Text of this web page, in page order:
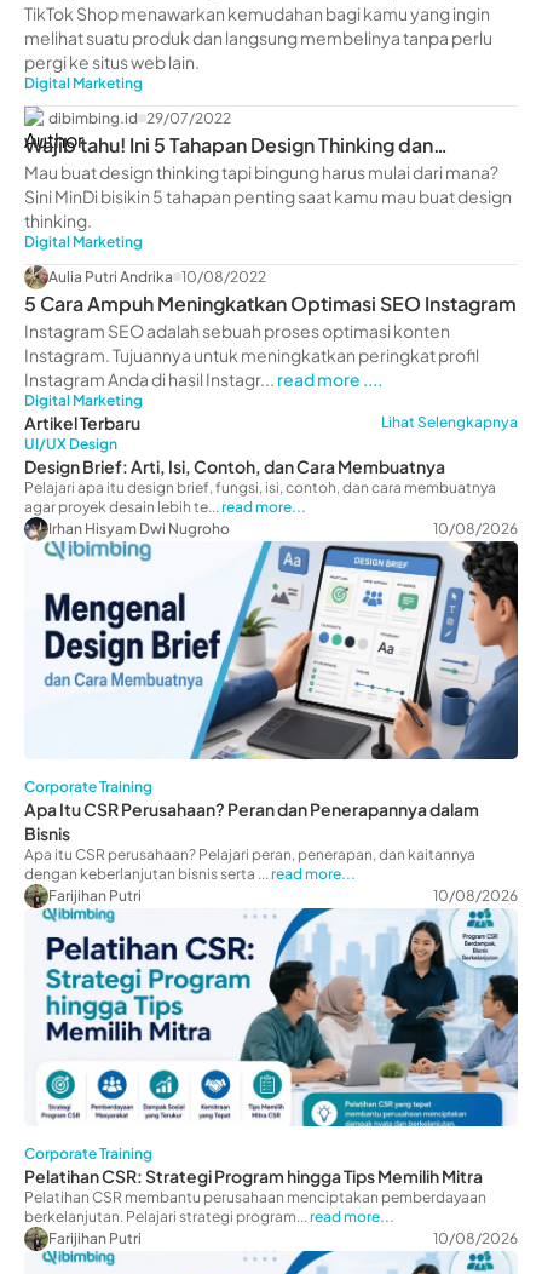
Kamu Ketahui
TikTok Shop menawarkan kemudahan bagi kamu yang ingin
melihat suatu produk dan langsung membelinya tanpa perlu
pergi ke situs web lain.
Digital Marketing
dibimbing.id 29/07/2022
Wajib tahu! Ini 5 Tahapan Design Thinking dan
Penerapannya
Mau buat design thinking tapi bingung harus mulai dari mana?
Sini MinDi bisikin 5 tahapan penting saat kamu mau buat design
thinking.
Digital Marketing
Aulia Putri Andrika 10/08/2022
5 Cara Ampuh Meningkatkan Optimasi SEO Instagram
Instagram SEO adalah sebuah proses optimasi konten
Instagram. Tujuannya untuk meningkatkan peringkat profil
Instagram Anda di hasil Instagr... read more ....
Digital Marketing
Artikel Terbaru
Lihat Selengkapnya
UI/UX Design
Design Brief: Arti, Isi, Contoh, dan Cara Membuatnya
Pelajari apa itu design brief, fungsi, isi, contoh, dan cara membuatnya
agar proyek desain lebih te... read more...
Irhan Hisyam Dwi Nugroho
10/08/2026
Corporate Training
Apa Itu CSR Perusahaan? Peran dan Penerapannya dalam
Bisnis
Apa itu CSR perusahaan? Pelajari peran, penerapan, dan kaitannya
dengan keberlanjutan bisnis serta ... read more...
Farijihan Putri
10/08/2026
Corporate Training
Pelatihan CSR: Strategi Program hingga Tips Memilih Mitra
Pelatihan CSR membantu perusahaan menciptakan pemberdayaan
berkelanjutan. Pelajari strategi program... read more...
Farijihan Putri
10/08/2026